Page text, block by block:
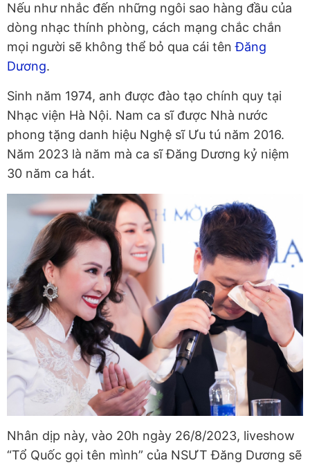
Nếu như nhắc đến những ngôi sao hàng đầu của
dòng nhạc thính phòng, cách mạng chắc chắn
mọi người sẽ không thể bỏ qua cái tênĐăng
Dương.
Sinh năm 1974, anh được đào tạo chính quy tại
Nhạc viện Hà Nội. Nam ca sĩ được Nhà nước
phong tặng danh hiệu Nghệ sĩ Ưu tú năm 2016.
Năm 2023 là năm mà ca sĩ Đăng Dương kỷ niệm
30 năm ca hát.
Nhân dịp này, vào 20h ngày 26/8/2023, liveshow
“Tổ Quốc gọi tên mình” của NSƯT Đăng Dương sẽ